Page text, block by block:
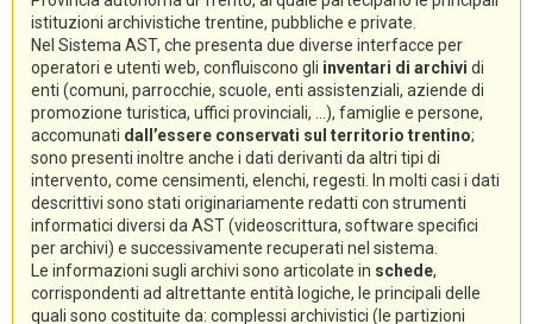
istituzioni archivistiche trentine, pubbliche e private.
Nel Sistema AST, che presenta due diverse interfacce per
operatori e utenti web, confluiscono gli inventari di archivi di
enti (comuni, parrocchie, scuole, enti assistenziali, aziende di
promozione turistica, uffici provinciali, ...), famiglie e persone,
accomunati dall’essere conservati sul territorio trentino;
sono presenti inoltre anche i dati derivanti da altri tipi di
intervento, come censimenti, elenchi, regesti. In molti casi i dati
descrittivi sono stati originariamente redatti con strumenti
informatici diversi da AST (videoscrittura, software specifici
per archivi) e successivamente recuperati nel sistema.
Le informazioni sugli archivi sono articolate in schede,
corrispondenti ad altrettante entità logiche, le principali delle
quali sono costituite da: complessi archivistici (le partizioni